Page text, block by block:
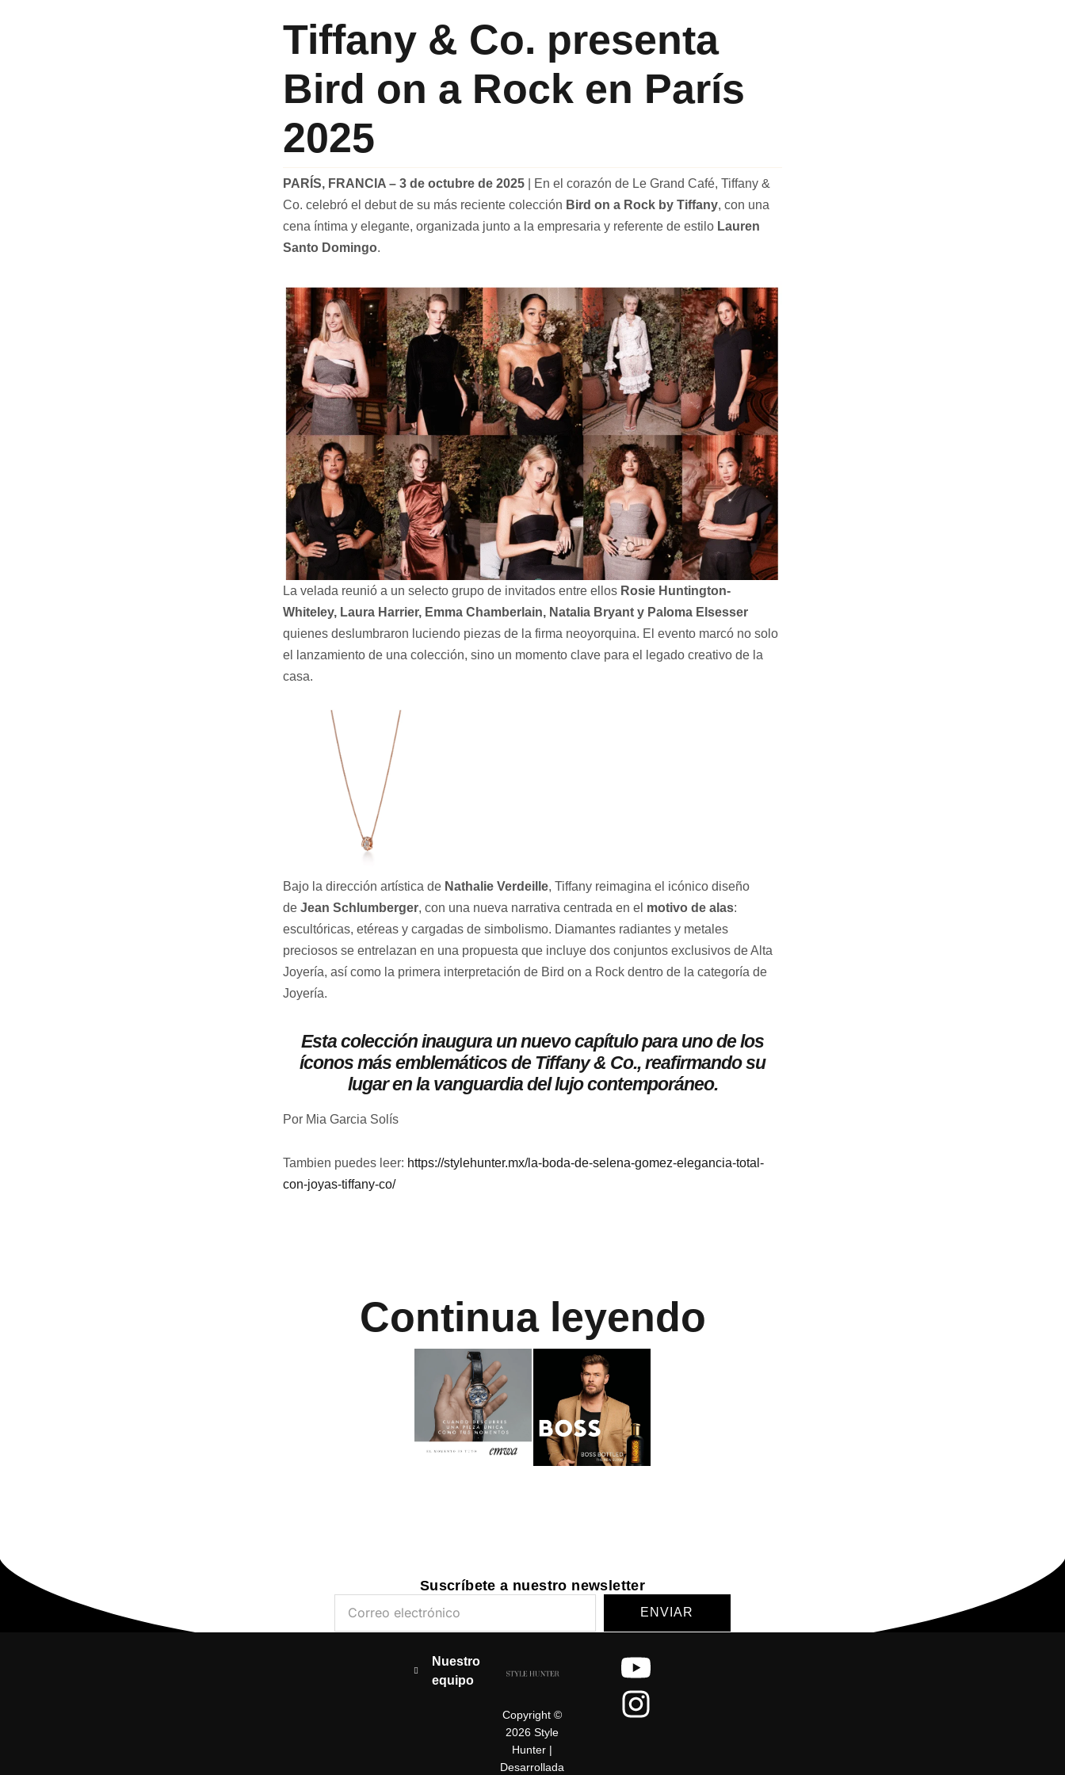
Tiffany & Co. presenta
Bird on a Rock en París
2025
PARÍS, FRANCIA – 3 de octubre de 2025 | En el corazón de Le Grand Café, Tiffany &
Co. celebró el debut de su más reciente colección Bird on a Rock by Tiffany, con una
cena íntima y elegante, organizada junto a la empresaria y referente de estilo Lauren
Santo Domingo.
La velada reunió a un selecto grupo de invitados entre ellos Rosie Huntington-
Whiteley, Laura Harrier, Emma Chamberlain, Natalia Bryant y Paloma Elsesser
quienes deslumbraron luciendo piezas de la firma neoyorquina. El evento marcó no solo
el lanzamiento de una colección, sino un momento clave para el legado creativo de la
casa.
Bajo la dirección artística de Nathalie Verdeille, Tiffany reimagina el icónico diseño
de Jean Schlumberger, con una nueva narrativa centrada en el motivo de alas:
escultóricas, etéreas y cargadas de simbolismo. Diamantes radiantes y metales
preciosos se entrelazan en una propuesta que incluye dos conjuntos exclusivos de Alta
Joyería, así como la primera interpretación de Bird on a Rock dentro de la categoría de
Joyería.
Esta colección inaugura un nuevo capítulo para uno de los
íconos más emblemáticos de Tiffany & Co., reafirmando su
lugar en la vanguardia del lujo contemporáneo.
Por Mia Garcia Solís
Tambien puedes leer: https://stylehunter.mx/la-boda-de-selena-gomez-elegancia-total-
con-joyas-tiffany-co/
Continua leyendo
Suscríbete a nuestro newsletter
ENVIAR
Nuestro
equipo
Copyright ©
2026 Style
Hunter |
Desarrollada
Y
o
u
I
n
s